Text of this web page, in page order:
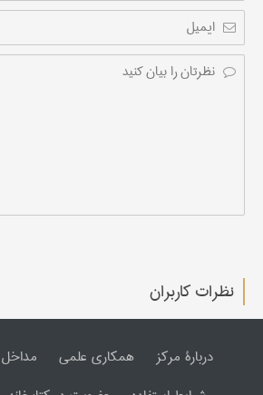
نظرات کاربران
دربارۀ مرکز همکاری علمی